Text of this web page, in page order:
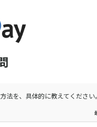
法を、具体的に教えてください。